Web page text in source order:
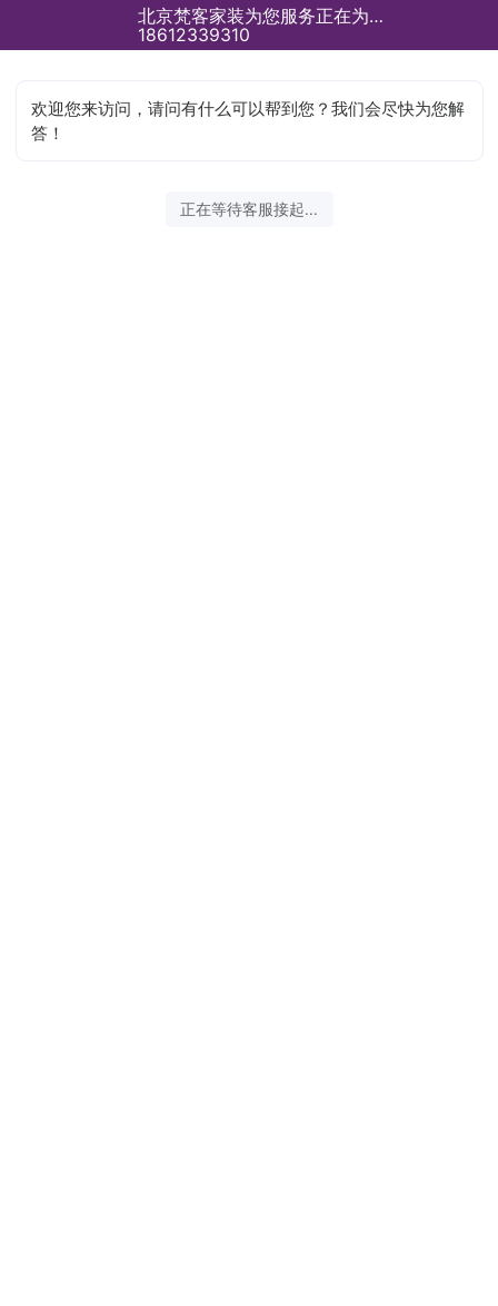
北京梵客家装为您服务正在为您服务
18612339310
欢迎您来访问，请问有什么可以帮到您？我们会尽快为您解
答！
正在等待客服接起...